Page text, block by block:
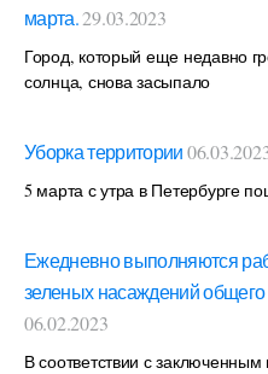
марта.29.03.2023
Город, который еще недавно
солнца, снова засыпало
Уборка территории
5 марта с утра в Петербурге
Ежедневно выполняются
зеленых насаждений общего
06.02.2023
В соответствии с